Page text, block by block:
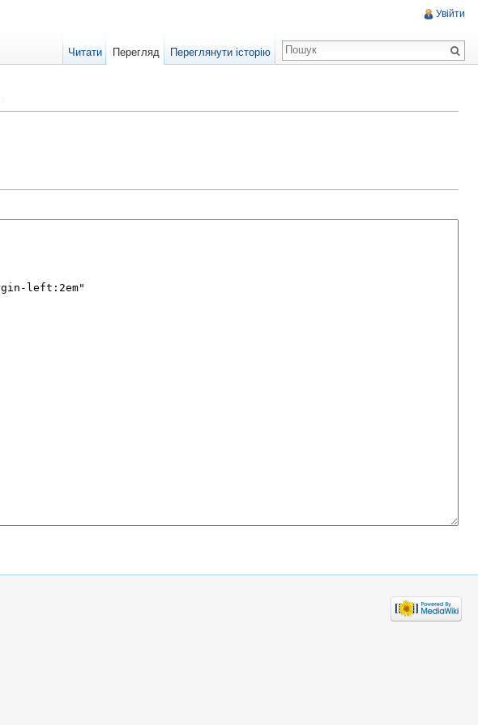
Увійти
Читати Перегляд Переглянути історію